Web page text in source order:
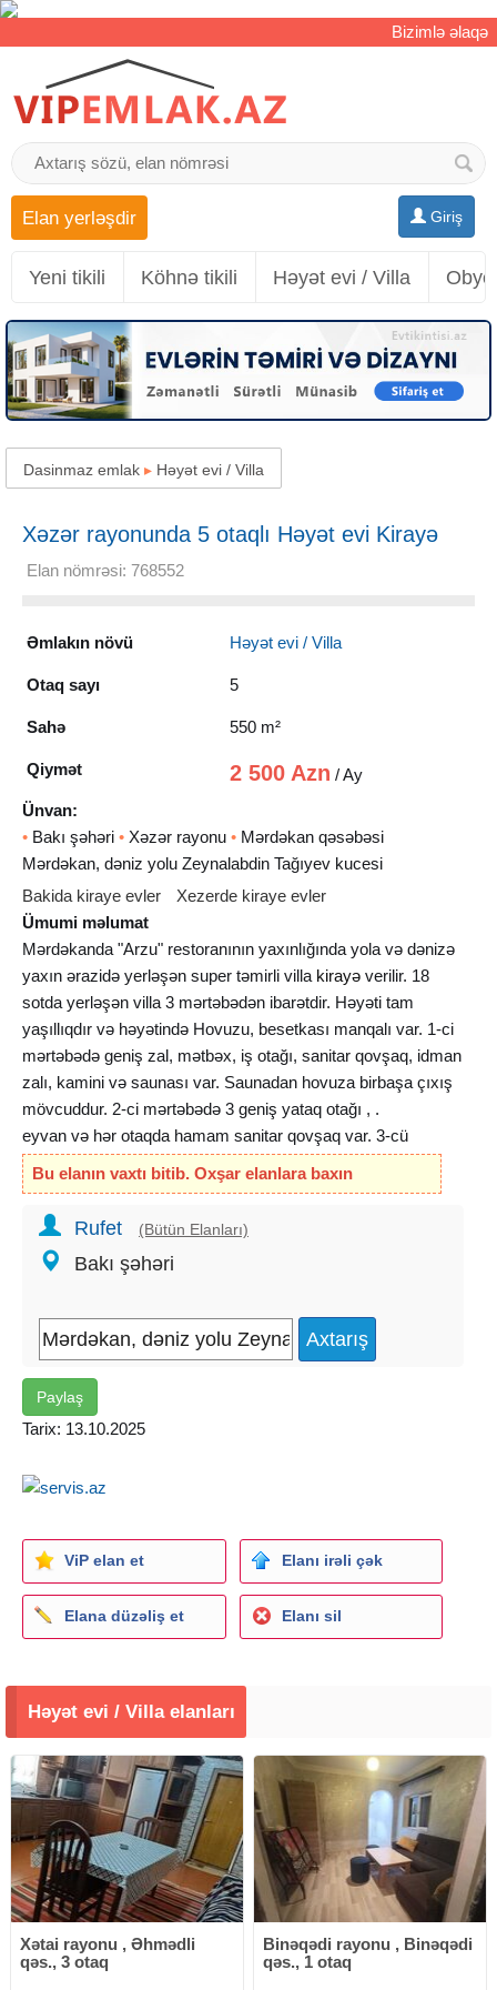
Bizimlə əlaqə
Giriş
Elan yerləşdir
Yeni tikili Köhnə tikili Həyət evi / Villa
Dasinmaz emlak ▸ Həyət evi / Villa
Xəzər rayonunda 5 otaqlı Həyət evi Kirayə
verilir, 550 m²
Elan nömrəsi: 768552
Əmlakın növü Həyət evi / Villa
Otaq sayı 5
Sahə 550 m²
Qiymət 2 500 Azn / Ay
Ünvan:
• Bakı şəhəri • Xəzər rayonu • Mərdəkan qəsəbəsi
Mərdəkan, dəniz yolu Zeynalabdin Tağıyev kucesi
Bakida kiraye evler
Xezerde kiraye evler
Ümumi məlumat
Mərdəkanda "Arzu" restoranının yaxınlığında yola və dənizə
yaxın ərazidə yerləşən super təmirli villa kirayə verilir. 18
sotda yerləşən villa 3 mərtəbədən ibarətdir. Həyəti tam
yaşıllıqdır və həyətində Hovuzu, besetkası manqalı var. 1-ci
mərtəbədə geniş zal, mətbəx, iş otağı, sanitar qovşaq, idman
zalı, kamini və saunası var. Saunadan hovuza birbaşa çıxış
mövcuddur. 2-ci mərtəbədə 3 geniş yataq otağı , .
eyvan və hər otaqda hamam sanitar qovşaq var. 3-cü
mərtəbə geniş çardaqlı terrasdır, mətbəx və sanitar qovşağı
da var. Hər bir mərtəbəsi xüsusi zövqlə təmir olunub və
bütün əşyalarla təchiz olunub. Həyətində bağban evi də
mövcuddur. Su, işıq, qaz daimidir. Kombi sistemi və bütün
otaqlarında kondisioner var. Pult ilə darvazası, generatoru da
Ünvan : Xəzər rayonu, Mərdəkan qəsəbəsi, dəniz yolu,
Zeynalabdin Tağıyev k. ( Tropikanka çimərlikinə düşən
istiqamətdə )
Bu elanın vaxtı bitib. Oxşar elanlara baxın
Rufet (Bütün Elanları)
Bakı şəhəri
Paylaş
Tarix: 13.10.2025
ViP elan et Elanı irəli çək
Elana düzəliş et Elanı sil
Həyət evi / Villa elanları
Xətai rayonu , Əhmədli
qəs., 3 otaq
Binəqədi rayonu , Binəqədi
qəs., 1 otaq